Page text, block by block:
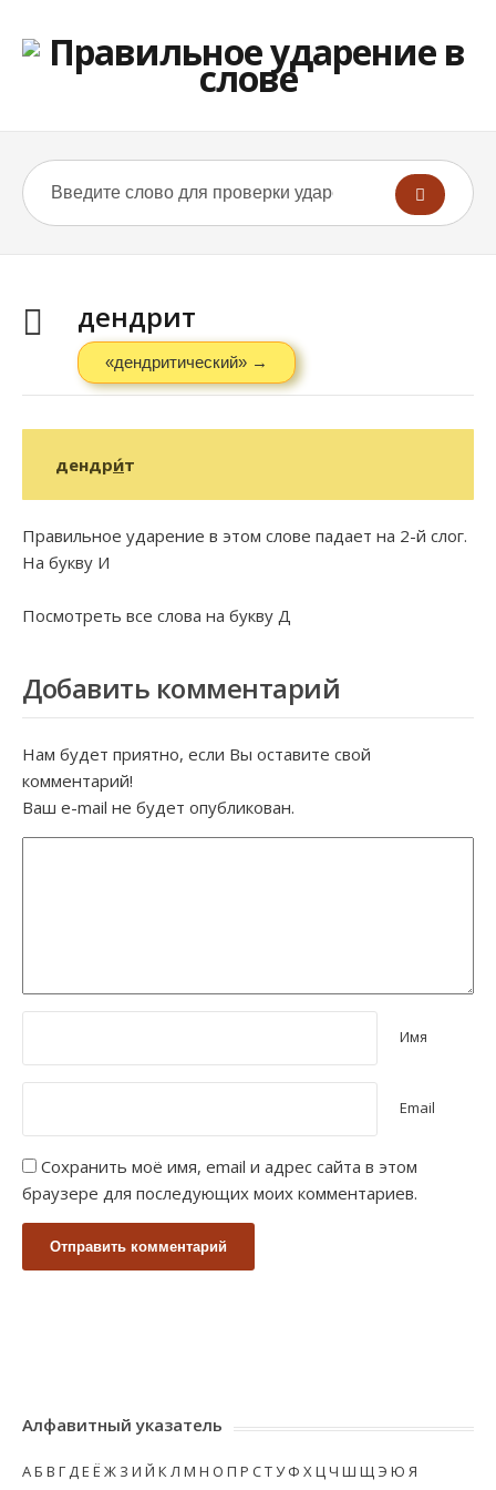
дендрит
«дендритический» →
дендри́т
Правильное ударение в этом слове падает на 2-й слог.
На букву И
Посмотреть все слова на букву Д
Добавить комментарий
Нам будет приятно, если Вы оставите свой
комментарий!
Ваш e-mail не будет опубликован.
Имя
Email
Сохранить моё имя, email и адрес сайта в этом
браузере для последующих моих комментариев.
Алфавитный указатель
АБ В ГДЕ Ё Ж З И Й КЛ М Н О П Р СТУ Ф ХЦЧ Ш Щ Э Ю Я